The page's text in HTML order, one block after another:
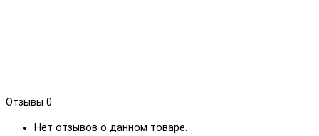
Отзывы 0
Нет отзывов о данном товаре.